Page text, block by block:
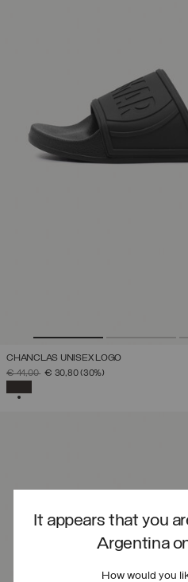
It appears that you
Argentina
How would you
CHANCLAS UNISEX LOGO
PRECIO REBAJADO DE
€ 44,00A€ 30,80(30%)